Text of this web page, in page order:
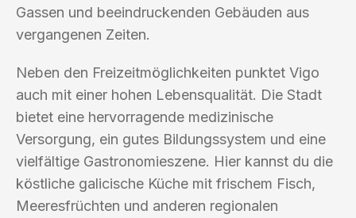
Gassen und beeindruckenden Gebäuden aus
vergangenen Zeiten.
Neben den Freizeitmöglichkeiten punktet Vigo
auch mit einer hohen Lebensqualität. Die Stadt
bietet eine hervorragende medizinische
Versorgung, ein gutes Bildungssystem und eine
vielfältige Gastronomieszene. Hier kannst du die
köstliche galicische Küche mit frischem Fisch,
Meeresfrüchten und anderen regionalen